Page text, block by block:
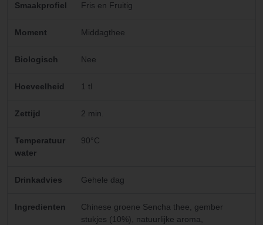
Smaakprofiel Fris en Fruitig
Moment Middagthee
Biologisch Nee
Hoeveelheid 1 tl
Zettijd 2 min.
Temperatuur
water
90°C
Drinkadvies Gehele dag
Ingredienten
Chinese groene Sencha thee, gember
stukjes (10%), natuurlijke aroma,